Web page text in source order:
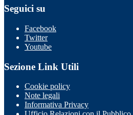
Seguici su
Facebook
Twitter
Youtube
Sezione Link Utili
Cookie policy
Note legali
Informativa Privacy